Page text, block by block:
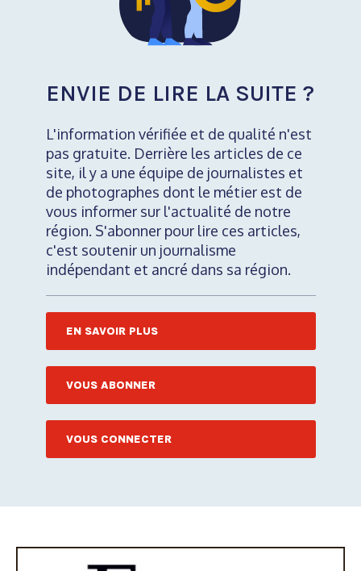
ENVIE DE LIRE LA SUITE ?
L'information vérifiée et de qualité n'est
pas gratuite. Derrière les articles de ce
site, il y a une équipe de journalistes et
de photographes dont le métier est de
vous informer sur l'actualité de notre
région. S'abonner pour lire ces articles,
c'est soutenir un journalisme
indépendant et ancré dans sa région.
EN SAVOIR PLUS
VOUS ABONNER
VOUS CONNECTER